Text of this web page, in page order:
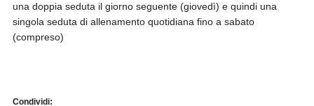
una doppia seduta il giorno seguente (giovedì) e quindi una
singola seduta di allenamento quotidiana fino a sabato
(compreso)
Condividi: